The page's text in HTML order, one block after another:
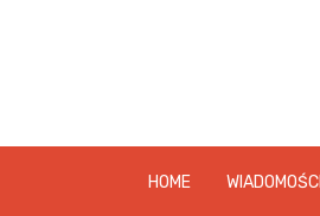
HOME WIADOMOŚCI